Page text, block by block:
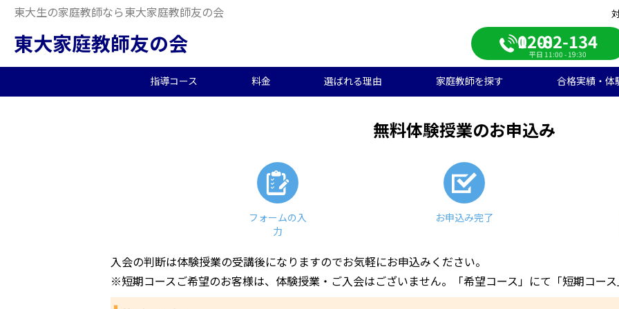
東大生の家庭教師なら東大家庭教師友の会
東大家庭教師友の会 0120-082-134
平日 11:00 - 19:30
指導コース
大学受験/塾対策
社会人向け 帰国子女向け
料金
中学生のご料金
選ばれる理由
オンライン自習室 ご入会の流れ
家庭教師を探す
派遣エリアから探す 一覧から探す
合格実績・体
中学受験の合格実績 高校受験の合格実績
無料体験授業のお申込み
フォームの入
力
お申込み完了
入会の判断は体験授業の受講後になりますのでお気軽にお申込みください。
※短期コースご希望のお客様は、体験授業・ご入会はございません。「希望コース」にて「短期コース